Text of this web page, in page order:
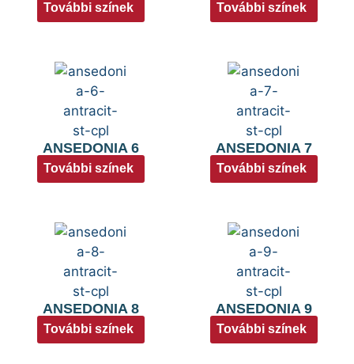
További színek További színek
ANSEDONIA 6
További színek
ANSEDONIA 7
További színek
ANSEDONIA 8
További színek
ANSEDONIA 9
További színek